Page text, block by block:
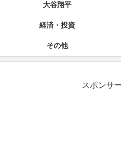
大谷翔平
経済・投資
その他
スポンサ